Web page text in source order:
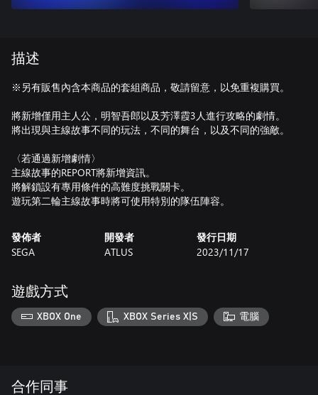
描述
※另有販售內含本商品的套組商品，敬請留意，以免重複購買。
將新增僅用主人公，明智吾郎以及芳澤霞3人進行攻略的劇情。
將出現與主線故事不同的玩法，不同的舞台，以及不同的強敵。
〈若通過新增劇情〉
主線故事的REPORT將新增資訊。
將解鎖設有專用條件的高難度挑戰關卡。
遊玩第二輪主線故事時將可使用特別的隊伍陣容。
發佈者
SEGA
開發者
ATLUS
發行日期
2023/11/17
遊戲方式
XBOX One XBOX Series X|S 電腦
合作同事